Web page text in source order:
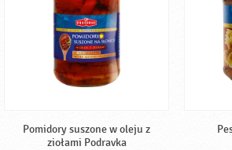
Pomidory suszone w oleju z
ziołami Podravka